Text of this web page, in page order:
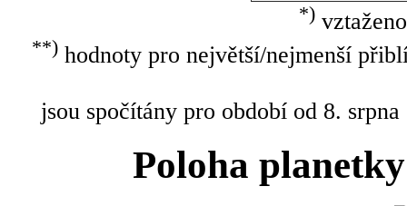
*)
**)hodnoty pro největší/nejmenší
jsou spočítány pro období od 8.
Poloha